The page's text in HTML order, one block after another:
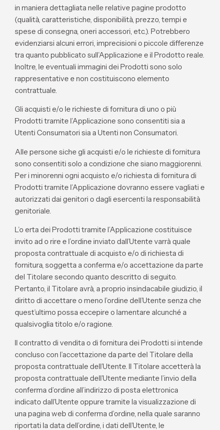
in maniera dettagliata nelle relative pagine prodotto
(qualità, caratteristiche, disponibilità, prezzo, tempi e
spese di consegna, oneri accessori, etc.). Potrebbero
evidenziarsi alcuni errori, imprecisioni o piccole differenze
tra quanto pubblicato sull’Applicazione e il Prodotto reale.
Inoltre, le eventuali immagini dei Prodotti sono solo
rappresentative e non costituiscono elemento
contrattuale.
Gli acquisti e/o le richieste di fornitura di uno o più
Prodotti tramite l’Applicazione sono consentiti sia a
Utenti Consumatori sia a Utenti non Consumatori.
Alle persone siche gli acquisti e/o le richieste di fornitura
sono consentiti solo a condizione che siano maggiorenni.
Per i minorenni ogni acquisto e/o richiesta di fornitura di
Prodotti tramite l’Applicazione dovranno essere vagliati e
autorizzati dai genitori o dagli esercenti la responsabilità
genitoriale.
L’o erta dei Prodotti tramite l’Applicazione costituisce
invito ad o rire e l’ordine inviato dall’Utente varrà quale
proposta contrattuale di acquisto e/o di richiesta di
fornitura, soggetta a conferma e/o accettazione da parte
del Titolare secondo quanto descritto di seguito.
Pertanto, il Titolare avrà, a proprio insindacabile giudizio, il
diritto di accettare o meno l’ordine dell’Utente senza che
quest’ultimo possa eccepire o lamentare alcunché a
qualsivoglia titolo e/o ragione.
Il contratto di vendita o di fornitura dei Prodotti si intende
concluso con l’accettazione da parte del Titolare della
proposta contrattuale dell’Utente. Il Titolare accetterà la
proposta contrattuale dell’Utente mediante l’invio della
conferma d’ordine all’indirizzo di posta elettronica
indicato dall’Utente oppure tramite la visualizzazione di
una pagina web di conferma d’ordine, nella quale saranno
riportati la data dell’ordine, i dati dell’Utente, le